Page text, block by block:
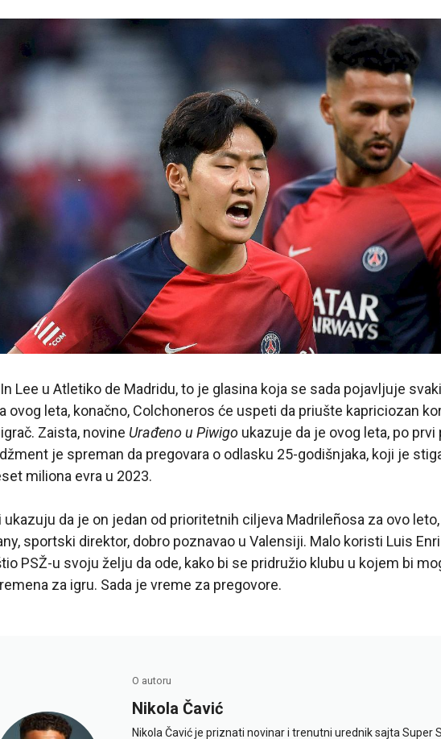
Lee u Atletiko de Madridu, to je glasina koja se sada pojavljuje
ovog leta, konačno, Colchoneros će uspeti da priušte kapriciozan
Zaista, novine Urađeno u Piwigo ukazuje da je ovog leta, po prvi
je spreman da pregovara o odlasku 25-godišnjaka, koji je
miliona evra u 2023.
ukazuju da je on jedan od prioritetnih ciljeva Madrileñosa za ovo
sportski direktor, dobro poznavao u Valensiji. Malo koristi Luis
PSŽ-u svoju želju da ode, kako bi se pridružio klubu u kojem bi
za igru. Sada je vreme za pregovore.
O autoru
Nikola Čavić
Nikola Čavić je priznati novinar i trenutni urednik sajta Super